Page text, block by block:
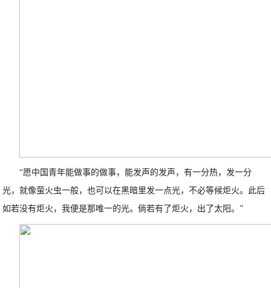
“愿中国青年能做事的做事，能发声的发声，有一分热，发一分
光，就像萤火虫一般，也可以在黑暗里发一点光，不必等候炬火。此后
如若没有炬火，我便是那唯一的光。倘若有了炬火，出了太阳。”